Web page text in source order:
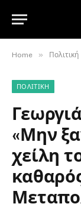
Home » Πολιτική
ΠΟΛΙΤΙΚΉ
«Μην
χείλη